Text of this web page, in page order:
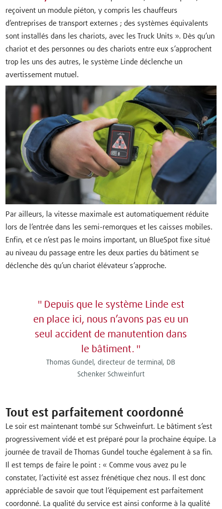
reçoivent un module piéton, y compris les chauffeurs
d’entreprises de transport externes ; des systèmes équivalents
sont installés dans les chariots, avec les Truck Units ». Dès qu’un
chariot et des personnes ou des chariots entre eux s’approchent
trop les uns des autres, le système Linde déclenche un
avertissement mutuel.
Par ailleurs, la vitesse maximale est automatiquement réduite
lors de l’entrée dans les semi-remorques et les caisses mobiles.
Enfin, et ce n’est pas le moins important, un BlueSpot fixe situé
au niveau du passage entre les deux parties du bâtiment se
déclenche dès qu’un chariot élévateur s’approche.
Depuis que le système Linde est
en place ici, nous n’avons pas eu un
seul accident de manutention dans
le bâtiment.
Thomas Gundel, directeur de terminal, DB
Schenker Schweinfurt
Tout est parfaitement coordonné
Le soir est maintenant tombé sur Schweinfurt. Le bâtiment s’est
progressivement vidé et est préparé pour la prochaine équipe. La
journée de travail de Thomas Gundel touche également à sa fin.
Il est temps de faire le point : « Comme vous avez pu le
constater, l’activité est assez frénétique chez nous. Il est donc
appréciable de savoir que tout l’équipement est parfaitement
coordonné. La qualité du service est ainsi conforme à la qualité